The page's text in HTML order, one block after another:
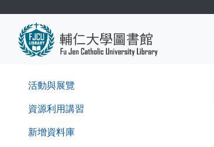
活動與展覽
資源利用講習
新增資料庫